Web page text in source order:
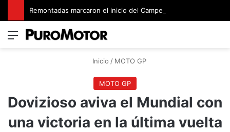
Menú
Inicio / MOTO GP
MOTO GP
Dovizioso aviva el Mundial con
una victoria en la última vuelta